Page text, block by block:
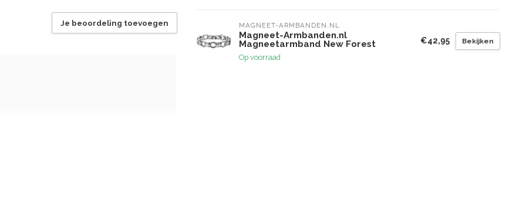
Je beoordeling toevoegen MAGNEET-ARMBANDEN.NL
Magneet-Armbanden.nl
Magneetarmband New Forest
Op voorraad
€42,95 Bekijken